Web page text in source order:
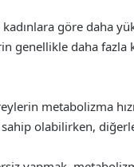
göre daha
genellikle daha fazla
metabolizma
olabilirken,